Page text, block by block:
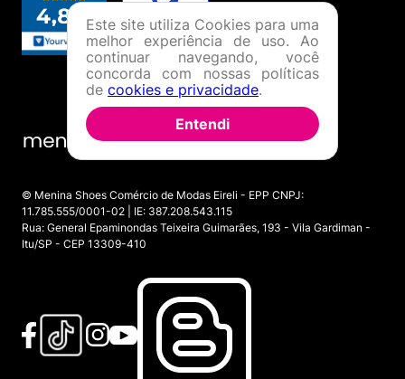
© Menina Shoes Comércio de Modas Eireli - EPP CNPJ:
11.785.555/0001-02 | IE: 387.208.543.115
Rua: General Epaminondas Teixeira Guimarães, 193 - Vila Gardiman -
Itu/SP - CEP 13309-410
Este site utiliza Cookies para uma
melhor experiência de uso. Ao
continuar navegando, você
concorda com nossas políticas
de cookies e privacidade.
Entendi